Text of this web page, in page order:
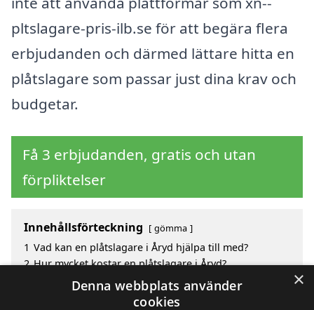
pltslagare-pris-ilb.se för att begära flera
erbjudanden och därmed lättare hitta en
plåtslagare som passar just dina krav och
budgetar.
Få 3 erbjudanden, gratis och utan
förpliktelser
Innehållsförteckning gömma
1 Vad kan en plåtslagare i Åryd hjälpa till med?
2 Hur mycket kostar en plåtslagare i Åryd?
Fördelar med att välja plåtslagare i Åryd
Sök efter en skicklig plåtslagare i de omgivande
×
Denna webbplats använder
cookies